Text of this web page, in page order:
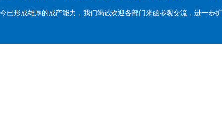
今已形成雄厚的成产能力，我们竭诚欢迎各部门来函参观交流，进一